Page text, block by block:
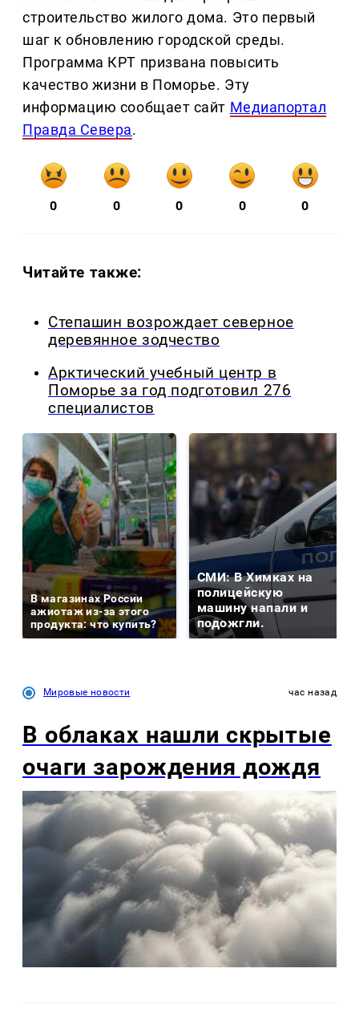
строительство жилого дома. Это первый
шаг к обновлению городской среды.
Программа КРТ призвана повысить
качество жизни в Поморье. Эту
информацию сообщает сайт Медиапортал
Правда Севера.
0 0 0 0 0
Читайте также:
Степашин возрождает северное
деревянное зодчество
Арктический учебный центр в
Поморье за год подготовил 276
специалистов
В магазинах России
ажиотаж из-за этого
продукта: что купить?
СМИ: В Химках на
полицейскую
машину напали и
подожгли.
Мировые новости час назад
В облаках нашли скрытые
очаги зарождения дождя